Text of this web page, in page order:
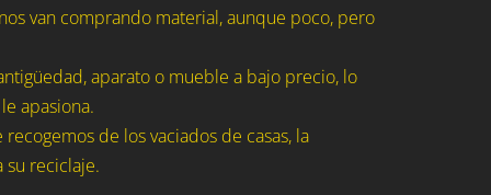
van comprando material, aunque poco, pero
aparato o mueble a bajo precio, lo
apasiona.
de los vaciados de casas, la
su reciclaje.